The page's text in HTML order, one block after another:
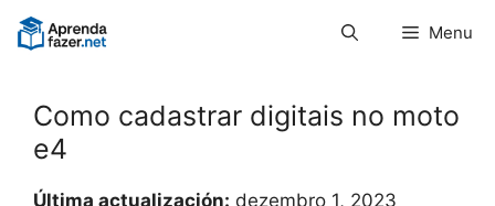
Pular
para
Menu
Como cadastrar digitais no moto
e4
Última actualización: dezembro 1, 2023